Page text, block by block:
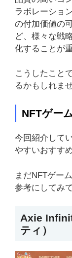
ラボレーショ
の付加価値の
ど、様々な戦
化することが
こうしたこと
るかもしれませ
NFTゲー
今回紹介して
やすいおすす
まだNFTゲー
参考にしてみ
Axie
ティ）